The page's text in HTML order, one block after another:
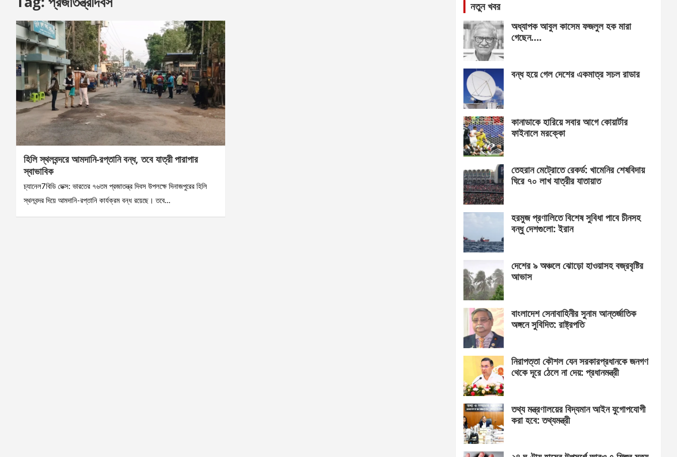
হিলি স্থলবন্দরে আমদানি-রপ্তানি বন্ধ, তবে যাত্রী পারাপার
স্বাভাবিক
চ্যানেল7বিডি ডেক্স: ভারতের ৭৬তম প্রজাতন্ত্র দিবস উপলক্ষে দিনাজপুরের হিলি
স্থলবন্দর দিয়ে আমদানি-রপ্তানি কার্যক্রম বন্ধ রয়েছে। তবে…
নতুন খবর
অধ্যাপক আবুল কাসেম ফজলুল হক মারা
গেছেন….
বন্ধ হয়ে গেল দেশের একমাত্র সচল রাডার
কানাডাকে হারিয়ে সবার আগে কোয়ার্টার
ফাইনালে মরক্কো
তেহরান মেট্রোতে রেকর্ড: খামেনির শেষবিদায়
ঘিরে ৭০ লাখ যাত্রীর যাতায়াত
হরমুজ প্রণালিতে বিশেষ সুবিধা পাবে চীনসহ
বন্ধু দেশগুলো: ইরান
দেশের ৯ অঞ্চলে ঝোড়ো হাওয়াসহ বজ্রবৃষ্টির
আভাস
বাংলাদেশ সেনাবাহিনীর সুনাম আন্তর্জাতিক
অঙ্গনে সুবিদিত: রাষ্ট্রপতি
নিরাপত্তা কৌশল যেন সরকারপ্রধানকে জনগণ
থেকে দূরে ঠেলে না দেয়: প্রধানমন্ত্রী
তথ্য মন্ত্রণালয়ের বিদ্যমান আইন যুগোপযোগী
করা হবে: তথ্যমন্ত্রী